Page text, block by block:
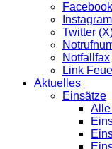
Facebook
Instagram
Twitter
Notfallfax
Link
Aktuelles
Einsätze